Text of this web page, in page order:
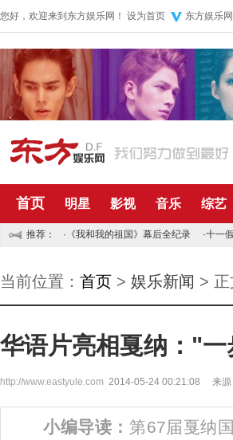
您好，欢迎来到东方娱乐网！ 设为首页 东方娱乐
首页 明星 影视 音乐 综艺
推荐： · 《我和我的祖国》幕后全纪录 ·十一
当前位置： 首页 > 娱乐新闻 > 正
华语片亮相戛纳："
http://www.eastyule.com 2014-05-24 00:21:08 来源
小编导读： 第67届戛纳